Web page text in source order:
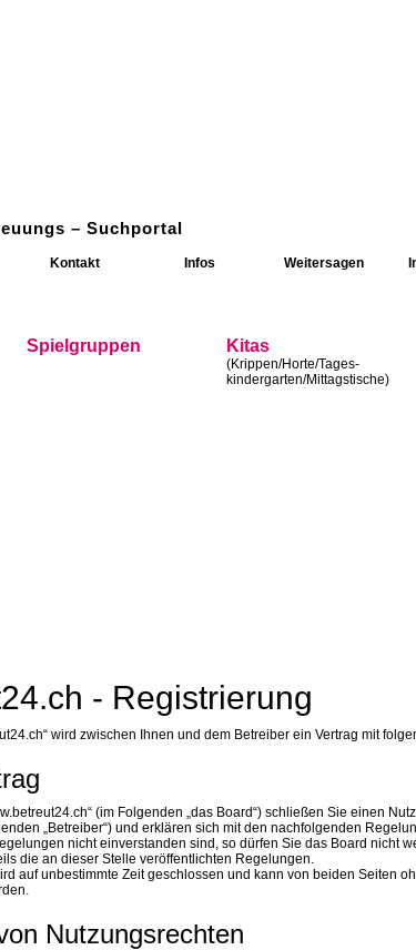
– Suchportal
Kontakt Infos Weitersagen
Spielgruppen Kitas
(Krippen/Horte/Tages-
kindergarten/Mittagstische)
- Registrierung
wird zwischen Ihnen und dem Betreiber ein Vertrag mit
(im Folgenden „das Board“) schließen Sie einen
„Betreiber“) und erklären sich mit den nachfolgenden
nicht einverstanden sind, so dürfen Sie das Board nicht
die an dieser Stelle veröffentlichten Regelungen.
auf unbestimmte Zeit geschlossen und kann von beiden Seiten
Nutzungsrechten